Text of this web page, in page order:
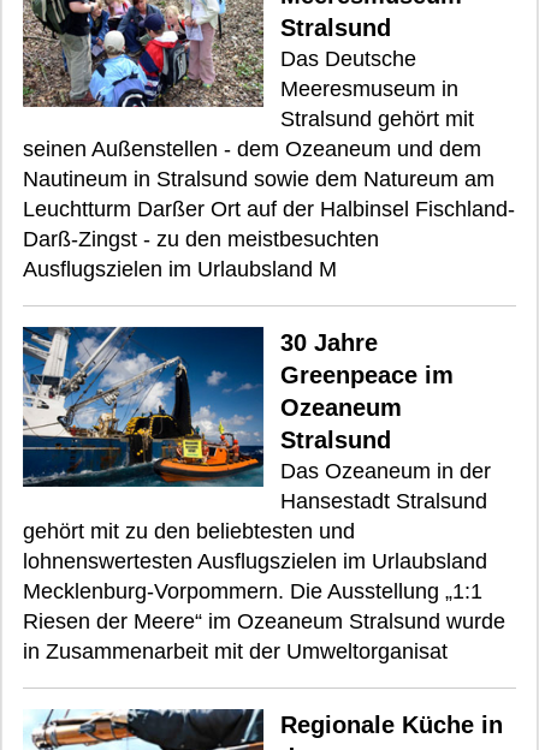
Stralsund
Das Deutsche
Meeresmuseum in
Stralsund gehört mit
seinen Außenstellen - dem Ozeaneum und dem
Nautineum in Stralsund sowie dem Natureum am
Leuchtturm Darßer Ort auf der Halbinsel Fischland-
Darß-Zingst - zu den meistbesuchten
Ausflugszielen im Urlaubsland M
30 Jahre
Greenpeace im
Ozeaneum
Stralsund
Das Ozeaneum in der
Hansestadt Stralsund
gehört mit zu den beliebtesten und
lohnenswertesten Ausflugszielen im Urlaubsland
Mecklenburg-Vorpommern. Die Ausstellung „1:1
Riesen der Meere“ im Ozeaneum Stralsund wurde
in Zusammenarbeit mit der Umweltorganisat
Regionale Küche in